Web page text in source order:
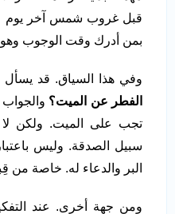
قبل غروب شمس آخر يوم
بمن أدرك وقت الوجوب
وفي هذا السياق. قد يسأل
الفطر عن الميت؟ والجواب
تجب على الميت. ولكن
سبيل الصدقة. وليس
البر والدعاء له. خاصة من
ومن جهة أخرى. عند